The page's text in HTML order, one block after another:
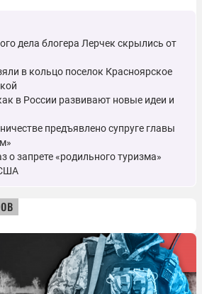
дела блогера Лерчек скрылись от
в кольцо поселок Красноярское
в России развивают новые идеи и
предъявлено супруге главы
о запрете «родильного туризма»